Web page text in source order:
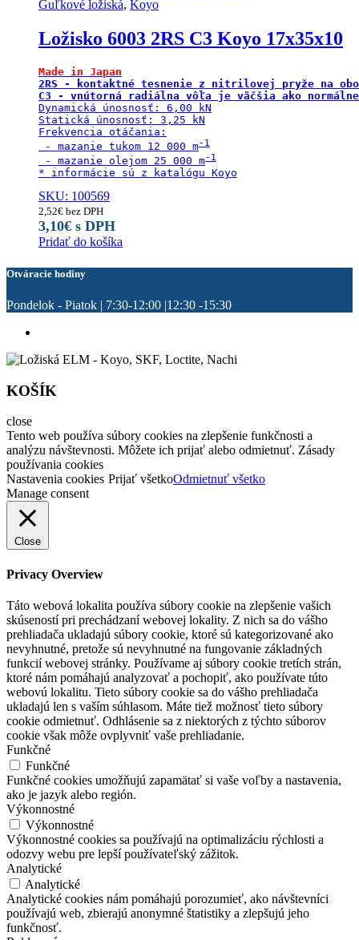
Guľkové ložiská, Koyo
Ložisko 6003 2RS C3 Koyo 17x35x10
Made in Japan
2RS - kontaktné tesnenie z nitrilovej pryže na
C3 - vnútorná radiálna vôľa je väčšia ako normálne
Dynamická únosnosť: 6,00 kN
Statická únosnosť: 3,25 kN
Frekvencia otáčania:
- mazanie tukom 12 000 m
- mazanie olejom 25 000 m
* informácie sú z katalógu Koyo
SKU: 100569
2,52€ bez DPH
3,10€ s DPH
Pridať do košíka
Otváracie hodiny
Pondelok - Piatok | 7:30-12:00 |12:30 -15:30
KOŠÍK
close
Tento web používa súbory cookies na zlepšenie funkčnosti a
analýzu návštevnosti. Môžete ich prijať alebo odmietnuť. Zásady
používania cookies
Nastavenia cookies Prijať všetkoOdmietnuť všetko
Manage consent
Close
Privacy Overview
Táto webová lokalita používa súbory cookie na zlepšenie vašich
skúseností pri prechádzaní webovej lokality. Z nich sa do vášho
prehliadača ukladajú súbory cookie, ktoré sú kategorizované ako
nevyhnutné, pretože sú nevyhnutné na fungovanie základných
funkcií webovej stránky. Používame aj súbory cookie tretích strán,
ktoré nám pomáhajú analyzovať a pochopiť, ako používate túto
webovú lokalitu. Tieto súbory cookie sa do vášho prehliadača
ukladajú len s vaším súhlasom. Máte tiež možnosť tieto súbory
cookie odmietnuť. Odhlásenie sa z niektorých z týchto súborov
cookie však môže ovplyvniť vaše prehliadanie.
Funkčné
Funkčné
Funkčné cookies umožňujú zapamätať si vaše voľby a nastavenia,
ako je jazyk alebo región.
Výkonnostné
Výkonnostné
Výkonnostné cookies sa používajú na optimalizáciu rýchlosti a
odozvy webu pre lepší používateľský zážitok.
Analytické
Analytické
Analytické cookies nám pomáhajú porozumieť, ako návštevníci
používajú web, zbierajú anonymné štatistiky a zlepšujú jeho
funkčnosť.